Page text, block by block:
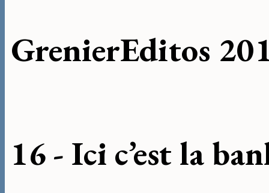
GrenierEditos
16 - Ici c’est la